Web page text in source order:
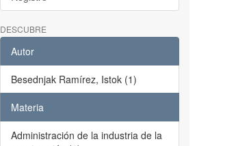
DESCUBRE
Autor
Besednjak Ramírez, Istok (1)
Materia
Administración de la industria de la